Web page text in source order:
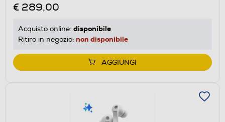
€ 289,00
Acquisto online: disponibile
Ritiro in negozio: non disponibile
AGGIUNGI